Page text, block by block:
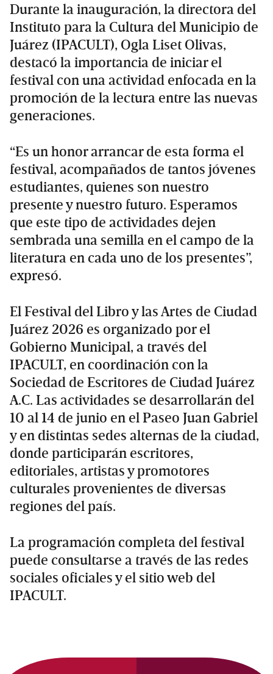
Durante la inauguración, la directora del
Instituto para la Cultura del Municipio de
Juárez (IPACULT), Ogla Liset Olivas,
destacó la importancia de iniciar el
festival con una actividad enfocada en la
promoción de la lectura entre las nuevas
generaciones.
“Es un honor arrancar de esta forma el
festival, acompañados de tantos jóvenes
estudiantes, quienes son nuestro
presente y nuestro futuro. Esperamos
que este tipo de actividades dejen
sembrada una semilla en el campo de la
literatura en cada uno de los presentes”,
expresó.
El Festival del Libro y las Artes de Ciudad
Juárez 2026 es organizado por el
Gobierno Municipal, a través del
IPACULT, en coordinación con la
Sociedad de Escritores de Ciudad Juárez
A.C. Las actividades se desarrollarán del
10 al 14 de junio en el Paseo Juan Gabriel
y en distintas sedes alternas de la ciudad,
donde participarán escritores,
editoriales, artistas y promotores
culturales provenientes de diversas
regiones del país.
La programación completa del festival
puede consultarse a través de las redes
sociales oficiales y el sitio web del
IPACULT.
Primary
Sidebar